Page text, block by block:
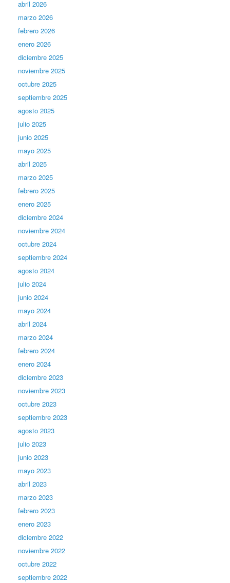
abril 2026
marzo 2026
febrero 2026
enero 2026
diciembre 2025
noviembre 2025
octubre 2025
septiembre 2025
agosto 2025
julio 2025
junio 2025
mayo 2025
abril 2025
marzo 2025
febrero 2025
enero 2025
diciembre 2024
noviembre 2024
octubre 2024
septiembre 2024
agosto 2024
julio 2024
junio 2024
mayo 2024
abril 2024
marzo 2024
febrero 2024
enero 2024
diciembre 2023
noviembre 2023
octubre 2023
septiembre 2023
agosto 2023
julio 2023
junio 2023
mayo 2023
abril 2023
marzo 2023
febrero 2023
enero 2023
diciembre 2022
noviembre 2022
octubre 2022
septiembre 2022